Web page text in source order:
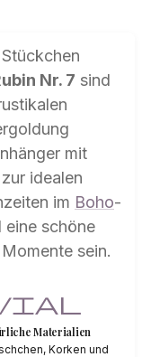
Nr. 7 sind
mit
idealen
im Boho-
eine schöne
sein.
Materialien
Korken und